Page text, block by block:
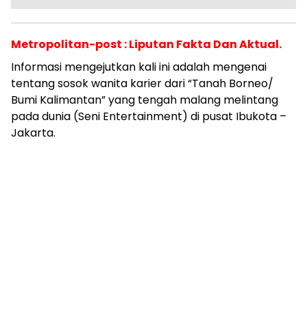
Metropolitan-post : Liputan Fakta Dan Aktual.
Informasi mengejutkan kali ini adalah mengenai
tentang sosok wanita karier dari “Tanah Borneo/
Bumi Kalimantan” yang tengah malang melintang
pada dunia (Seni Entertainment) di pusat Ibukota –
Jakarta.